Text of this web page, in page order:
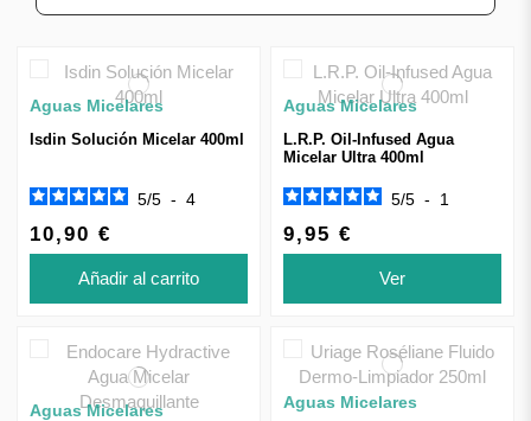
Aguas Micelares
Isdin Solución Micelar 400ml
5/5 - 4
10,90 €
Añadir al carrito
Aguas Micelares
L.R.P. Oil-Infused Agua
Micelar Ultra 400ml
5/5 - 1
9,95 €
Ver
Aguas Micelares Aguas Micelares